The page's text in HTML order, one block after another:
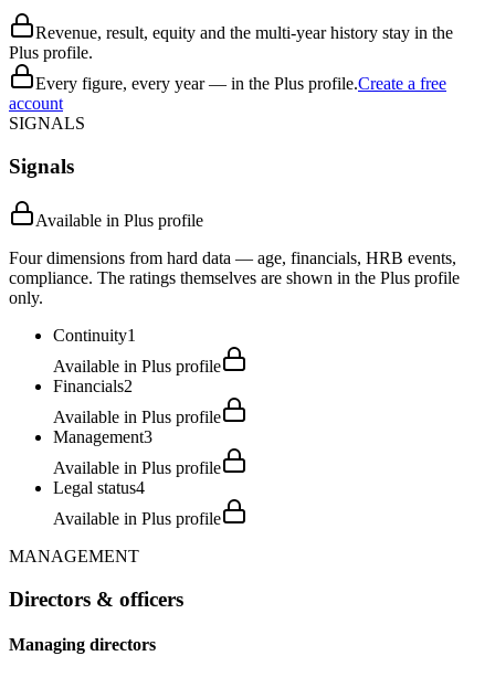
Revenue, result, equity and the multi-year history stay in the
Plus profile.
Every figure, every year — in the Plus profile.Create a free
account
SIGNALS
Signals
Available in Plus profile
Four dimensions from hard data — age, financials, HRB events,
compliance. The ratings themselves are shown in the Plus profile
only.
Continuity1
Available in Plus profile
Financials2
Available in Plus profile
Management3
Available in Plus profile
Legal status4
Available in Plus profile
MANAGEMENT
Directors & officers
Managing directors